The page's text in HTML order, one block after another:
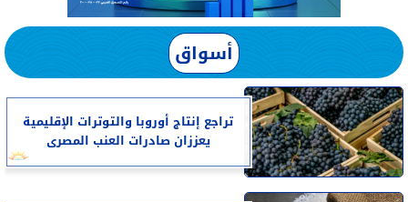
أسواق
تراجع إنتاج أوروبا والتوترات الإقليمية
يعززان صادرات العنب المصرى